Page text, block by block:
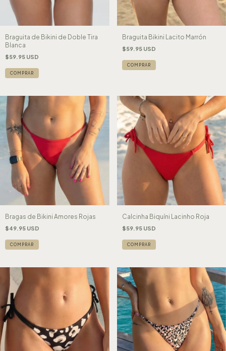
Braguita de Bikini de Doble Tira
Blanca
$59.95 USD
COMPRAR
Braguita Bikini Lacito Marrón
$59.95 USD
COMPRAR
Bragas de Bikini Amores Rojas
$49.95 USD
COMPRAR
Calcinha Biquíni Lacinho Roja
$59.95 USD
COMPRAR